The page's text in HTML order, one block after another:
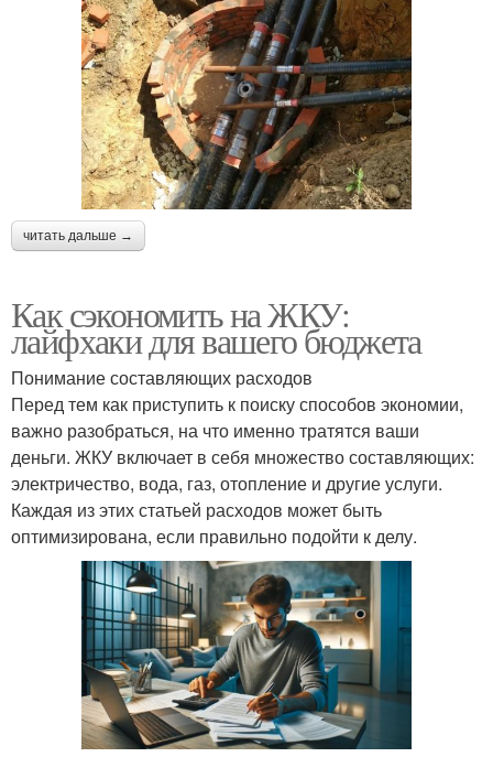
читать дальше →
Как сэкономить на ЖКУ:
лайфхаки для вашего бюджета
Понимание составляющих расходов
Перед тем как приступить к поиску способов экономии,
важно разобраться, на что именно тратятся ваши
деньги. ЖКУ включает в себя множество составляющих:
электричество, вода, газ, отопление и другие услуги.
Каждая из этих статьей расходов может быть
оптимизирована, если правильно подойти к делу.